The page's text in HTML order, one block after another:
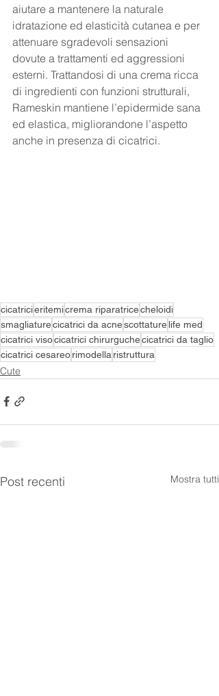
aiutare a mantenere la naturale
idratazione ed elasticità cutanea e per
attenuare sgradevoli sensazioni
dovute a trattamenti ed aggressioni
esterni. Trattandosi di una crema ricca
di ingredienti con funzioni strutturali,
Rameskin mantiene l’epidermide sana
ed elastica, migliorandone l’aspetto
anche in presenza di cicatrici.
cicatricieritemicrema riparatricecheloidi
smagliaturecicatrici da acnescottaturelife med
cicatrici visocicatrici chirurguchecicatrici da taglio
cicatrici cesareorimodella ristruttura
Cute
Post recenti Mostra tutti